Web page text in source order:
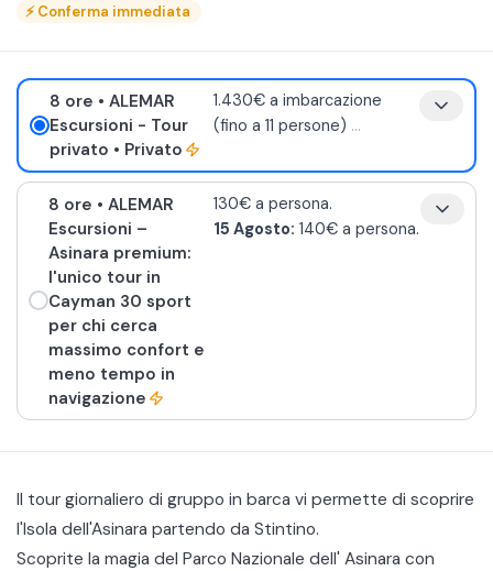
⚡Conferma immediata
8 ore • ALEMAR
Escursioni - Tour
privato • Privato
1.430€ a imbarcazione
(fino a 11 persone) ...
8 ore • ALEMAR
Escursioni –
Asinara premium:
l'unico tour in
Cayman 30 sport
per chi cerca
massimo confort e
meno tempo in
navigazione
130€ a persona.
15 Agosto: 140€ a persona.
Il tour giornaliero di gruppo in barca vi permette di scoprire
l'Isola dell'Asinara partendo da Stintino.
Scoprite la magia del Parco Nazionale dell' Asinara con